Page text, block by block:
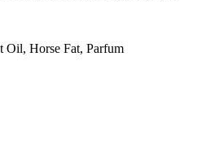
Oil, Horse Fat, Parfum